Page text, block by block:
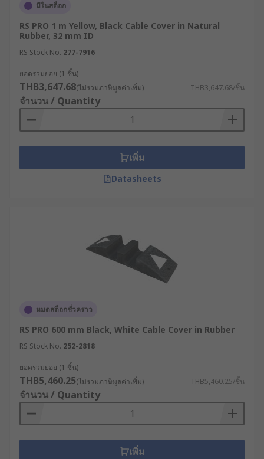
สายไฟ
หลักการทำงานของรางเก็บสายไฟนั้นเรียบง่ายแต่เปี่ยม
ไปด้วยประสิทธิภาพ โดยอาศัยการสร้างชั้นปกป้องทาง
กายภาพครอบทับสายไฟเอาไว้ เมื่อนำสายไฟจัดเรียงลง
ในร่องของรางแล้วปิดฝา ตัวรางจะทำหน้าที่รับแรง
กระแทก แรงกดทับ และป้องกันสายไฟจากปัจจัย
ด้วยกาวสองหน้าหรือการเจาะยึดด้วยสกรู เพื่อดึงสาย
ไฟให้พ้นจากทางเดินและป้องกันการพันกัน ส่วนราง
เก็บสายไฟแบบวางพื้นจะใช้การวางแนบไปกับพื้นผิว
ประเภทของ Cable Cover ที่
ในท้องตลาดมีการจำหน่ายรางเก็บสายไฟหลากหลาย
ระดับความทนทานและรูปแบบการติดตั้ง ดังนี้
รางเก็บสายไฟสำหรับงานหนัก (Heavy
Duty Cable Protection)
ออกแบบมาเพื่อความทนทานสูงสุด มักใช้ในคลังสินค้า
ลานจอดรถ หรือโรงงานอุตสาหกรรมที่ต้องมีการนำ
ยานพาหนะขับผ่านสายไฟ สามารถรับน้ำหนักได้มาก
ตัวอย่างที่เห็นได้ชัดคือยางครอบสายไฟ (Rubber
มีในสต็อก
RS PRO 1 m Yellow, Black Cable Cover in Natural
Rubber, 32 mm ID
RS Stock No. 277-7916
ยอดรวมย่อย (1 ชิ้น)
THB3,647.68(ไม่รวมภาษีมูลค่าเพิ่ม) THB3,647.68/ชิ้น
จำนวน / Quantity
เพิ่ม
Datasheets
หมดสต็อกชั่วคราว
RS PRO 600 mm Black, White Cable Cover in Rubber
RS Stock No. 252-2818
ยอดรวมย่อย (1 ชิ้น)
THB5,460.25(ไม่รวมภาษีมูลค่าเพิ่ม) THB5,460.25/ชิ้น
จำนวน / Quantity
เพิ่ม